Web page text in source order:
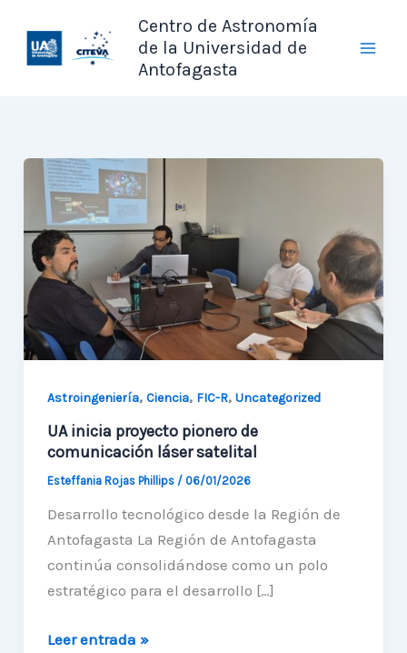
contenido
Centro de Astronomía
de la Universidad de
Antofagasta
Astroingeniería, Ciencia, FIC-R, Uncategorized
UA inicia proyecto pionero de
comunicación láser satelital
Esteffania Rojas Phillips / 06/01/2026
Desarrollo tecnológico desde la Región de
Antofagasta La Región de Antofagasta
continúa consolidándose como un polo
estratégico para el desarrollo […]
UA
Leer entrada »